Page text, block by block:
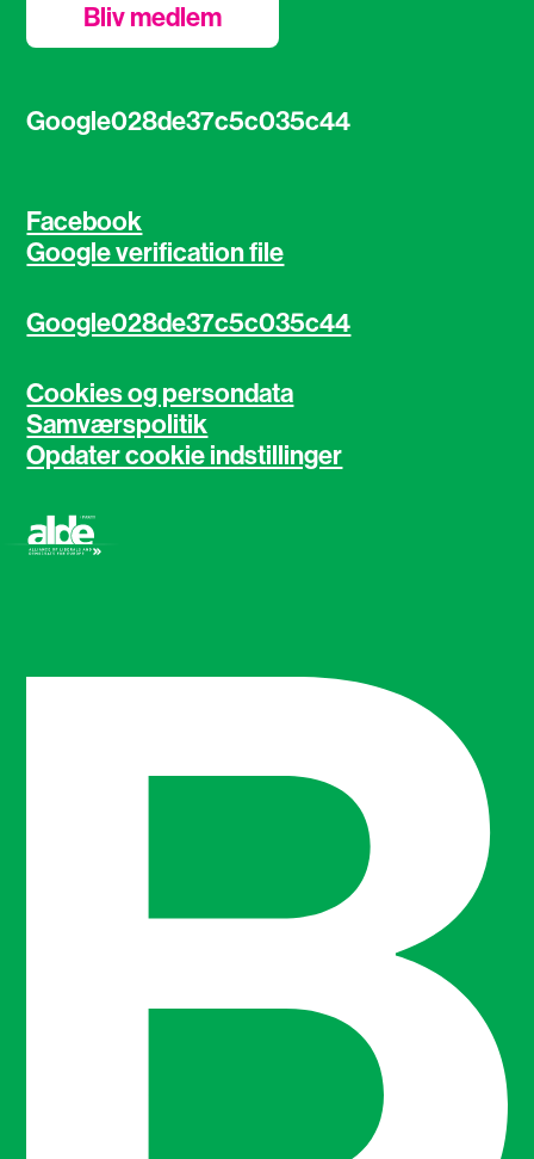
Google028de37c5c035c44
Facebook
Google verification file
Google028de37c5c035c44
Cookies og persondata
Samværspolitik
Opdater cookie indstillinger
Bliv medlem